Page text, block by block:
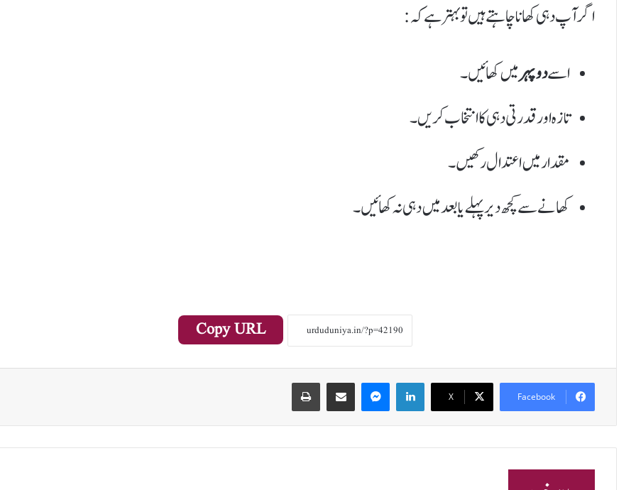
اگر آپ دہی کھانا چاہتے ہیں تو بہتر ہے کہ:
اسےدوپہرمیں کھائیں۔
تازہ اور قدرتی دہی کا انتخاب کریں۔
مقدار میں اعتدال رکھیں۔
کھانے سے کچھ دیر پہلے یا بعد میں دہی نہ کھائیں۔
Copy URL
Facebook
X
LinkedIn